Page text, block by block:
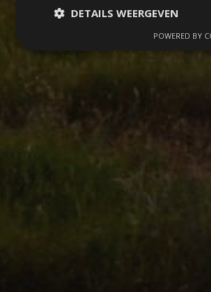
DETAILS WEERGEVEN
POWERED BY